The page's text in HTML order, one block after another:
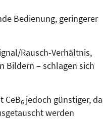
Bedienung, geringerer
Rausch-Verhältnis,
Bildern – schlagen sich
CeB6 jedoch günstiger, da
werden